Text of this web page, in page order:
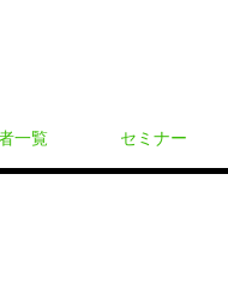
一覧 セミナー